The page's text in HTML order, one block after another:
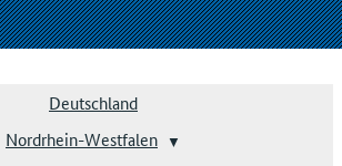
Deutschland
Nordrhein-Westfalen